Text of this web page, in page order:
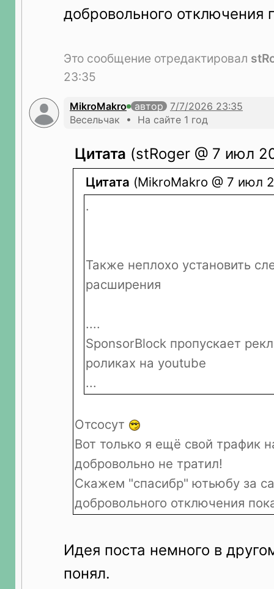
добровольного отключения
Это сообщение отредактировал
23:35
MikroMakro
автор
Весельчак • На сайте 1 год
Цитата (stRoger @ 7 июл
Цитата (MikroMakro @ 7 июл
.
Также неплохо установить
расширения
....
SponsorBlock пропускает
роликах на youtube
...
Отсосут
Вот только я ещё свой трафик
добровольно не тратил!
Скажем "спасибр" ютьюбу за
добровольного отключения
Идея поста немного в
понял.